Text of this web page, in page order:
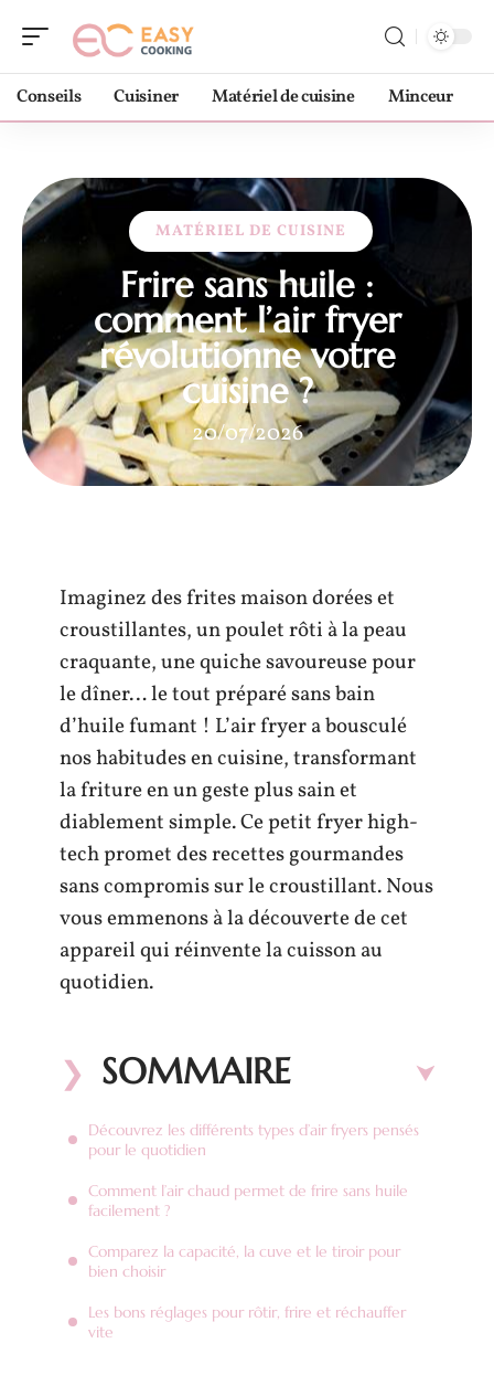
Conseils Cuisiner Matériel de cuisine Minceur
MATÉRIEL DE CUISINE
Frire sans huile :
comment l’air fryer
révolutionne votre
cuisine ?
20/07/2026
Imaginez des frites maison dorées et
croustillantes, un poulet rôti à la peau
craquante, une quiche savoureuse pour
le dîner… le tout préparé sans bain
d’huile fumant ! L’air fryer a bousculé
nos habitudes en cuisine, transformant
la friture en un geste plus sain et
diablement simple. Ce petit fryer high-
tech promet des recettes gourmandes
sans compromis sur le croustillant. Nous
vous emmenons à la découverte de cet
appareil qui réinvente la cuisson au
quotidien.
SOMMAIRE
Découvrez les différents types d’air fryers pensés
pour le quotidien
Comment l’air chaud permet de frire sans huile
facilement ?
Comparez la capacité, la cuve et le tiroir pour
bien choisir
Les bons réglages pour rôtir, frire et réchauffer
vite